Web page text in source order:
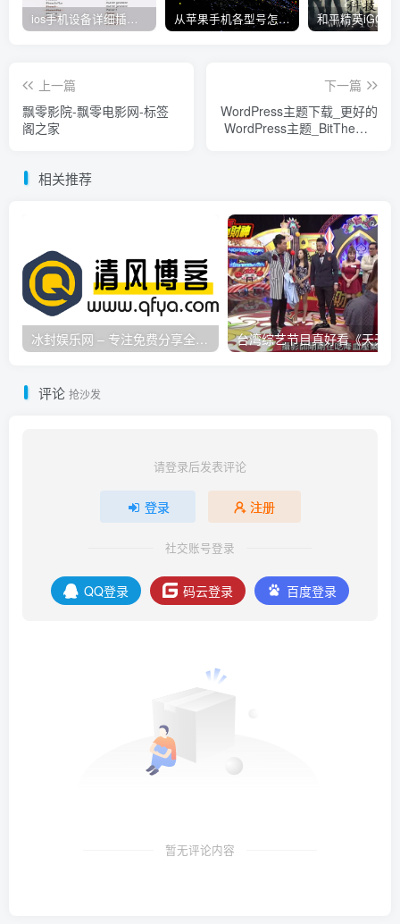
从苹果手机各型号怎么越狱到怎么开科技完整教程
上一篇
飘零影院-飘零电影网-标签
阁之家
下一篇
WordPress主题下载_更好的
WordPress主题_BitTheme-
相关推荐
冰封娱乐网 – 专注免费分享全网优质资源,活动线报,实用软件,技术教程等内容标签
评论 抢沙发
请登录后发表评论
登录 注册
社交账号登录
QQ登录 码云登录 百度登录
暂无评论内容